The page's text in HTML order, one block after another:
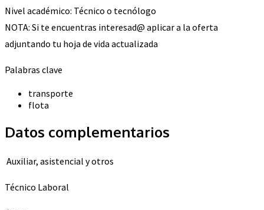
Nivel académico: Técnico o tecnólogo
NOTA: Si te encuentras interesad@ aplicar a la oferta
adjuntando tu hoja de vida actualizada
Palabras clave
transporte
flota
Datos complementarios
Auxiliar, asistencial y otros
Técnico Laboral